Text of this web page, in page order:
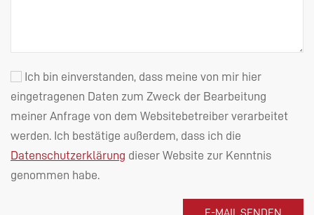
Ich bin einverstanden, dass meine von mir hier
eingetragenen Daten zum Zweck der Bearbeitung
meiner Anfrage von dem Websitebetreiber verarbeitet
werden. Ich bestätige außerdem, dass ich die
Datenschutzerklärung dieser Website zur Kenntnis
genommen habe.